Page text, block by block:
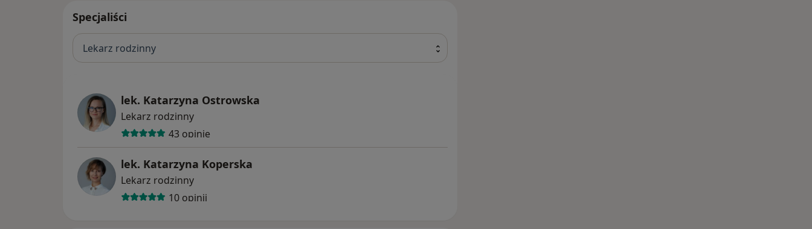
Specjaliści
Lekarz rodzinny
lek. Katarzyna Ostrowska
Lekarz rodzinny
43 opinie
lek. Katarzyna Koperska
Lekarz rodzinny
10 opinii